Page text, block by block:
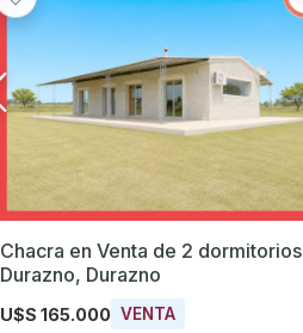
Chacra en Venta de 2 dormitorios en
Durazno, Durazno
U$S 165.000 VENTA